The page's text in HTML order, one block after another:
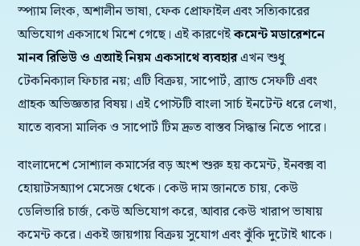
স্প্যাম লিংক, অশালীন ভাষা, ফেক প্রোফাইল এবং সত্যিকারের
অভিযোগ একসাথে মিশে গেছে। এই কারণেইকমেন্ট মডারেশনে
মানব রিভিউ ও এআই নিয়ম একসাথে ব্যবহারএখন শুধু
টেকনিক্যাল ফিচার নয়; এটি বিক্রয়, সাপোর্ট, ব্র্যান্ড সেফটি এবং
গ্রাহক অভিজ্ঞতার বিষয়। এই পোস্টটি বাংলা সার্চ ইনটেন্ট ধরে লেখা,
যাতে ব্যবসা মালিক ও সাপোর্ট টিম দ্রুত বাস্তব সিদ্ধান্ত নিতে পারে।
বাংলাদেশে সোশ্যাল কমার্সের বড় অংশ শুরু হয় কমেন্ট, ইনবক্স বা
হোয়াটসঅ্যাপ মেসেজ থেকে। কেউ দাম জানতে চায়, কেউ
ডেলিভারি চার্জ, কেউ অভিযোগ করে, আবার কেউ খারাপ ভাষায়
কমেন্ট করে। একই জায়গায় বিক্রয় সুযোগ এবং ঝুঁকি দুটোই থাকে।